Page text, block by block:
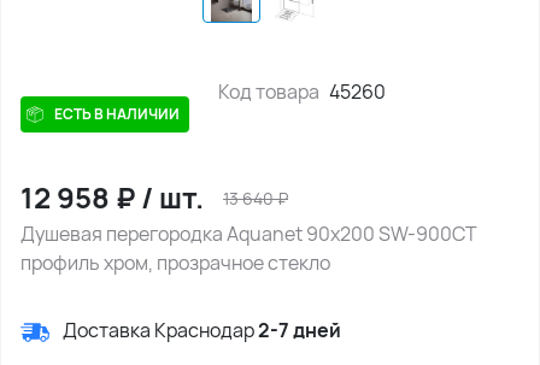
ЕСТЬ В НАЛИЧИИ
Код товара 45260
12 958 ₽/ шт. 13 640₽
Душевая перегородка Aquanet 90x200 SW-900CT
профиль хром, прозрачное стекло
Доставка Краснодар2-7 дней